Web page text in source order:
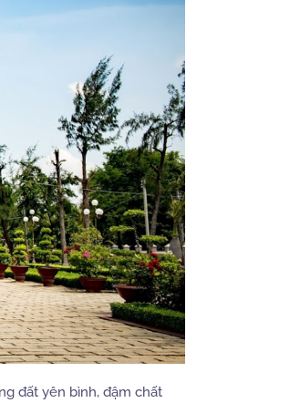
đất yên bình, đậm chất